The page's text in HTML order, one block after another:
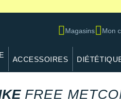
Magasins Mon
ACCESSOIRES
FREE